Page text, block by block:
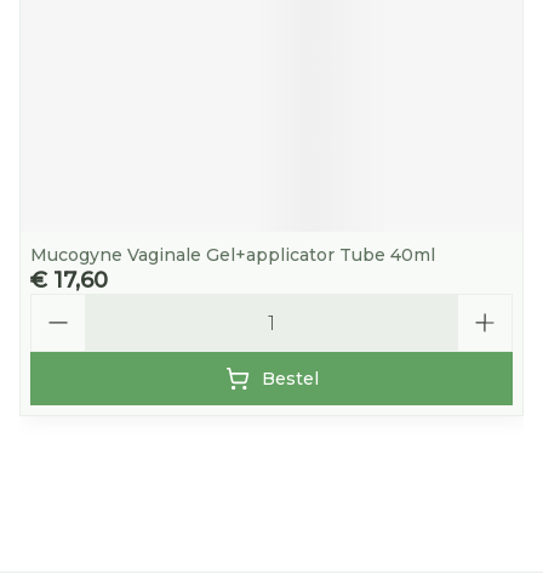
Mucogyne Vaginale Gel+applicator Tube 40ml
€ 17,60
Bestel